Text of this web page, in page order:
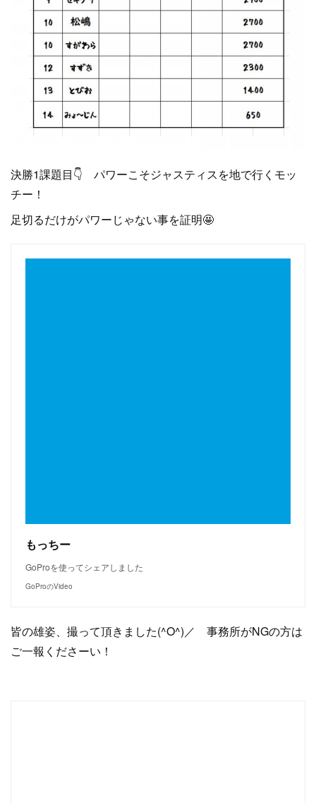
決勝1課題目👇 パワーこそジャスティスを地で行くモッ
チー！
足切るだけがパワーじゃない事を証明🤩
もっちー
GoProを使ってシェアしました
GoProのVideo
皆の雄姿、撮って頂きました(^O^)／ 事務所がNGの方は
ご一報くださーい！